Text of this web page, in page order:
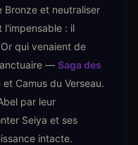
Bronze et neutraliser
l'impensable : il
qui venaient de
— Saga des
Camus du Verseau.
par leur
Seiya et ses
intacte.